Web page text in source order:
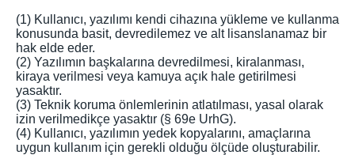
(1) Kullanıcı, yazılımı kendi cihazına yükleme ve kullanma
konusunda basit, devredilemez ve alt lisanslanamaz bir
hak elde eder.
(2) Yazılımın başkalarına devredilmesi, kiralanması,
kiraya verilmesi veya kamuya açık hale getirilmesi
yasaktır.
(3) Teknik koruma önlemlerinin atlatılması, yasal olarak
izin verilmedikçe yasaktır (§ 69e UrhG).
(4) Kullanıcı, yazılımın yedek kopyalarını, amaçlarına
uygun kullanım için gerekli olduğu ölçüde oluşturabilir.